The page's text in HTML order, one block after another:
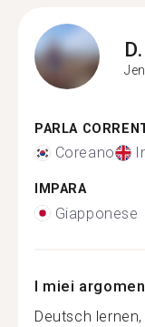
D.
PARLA
Coreano
IMPARA
Giapponese
I miei
Deutsch